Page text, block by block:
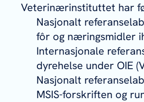
Veterinærinstituttet har
Nasjonalt
fôr og næringsmidler
Internasjonale
dyrehelse under OIE
Nasjonalt
MSIS-forskriften og